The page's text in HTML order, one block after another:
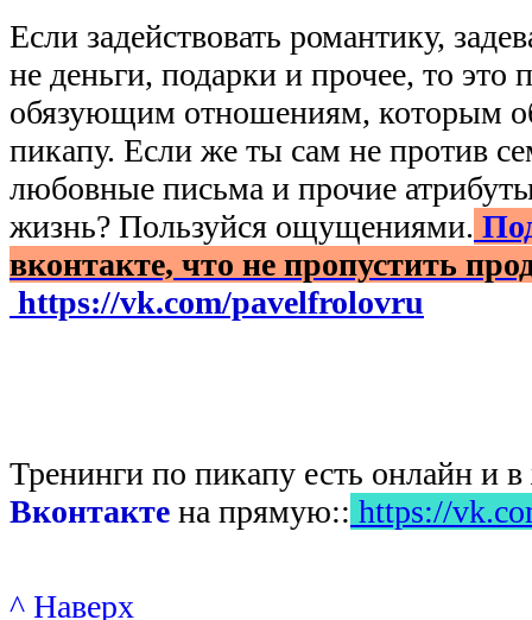
Если задействовать романтику,
не деньги, подарки и прочее, то это
обязующим отношениям, которым
пикапу. Если же ты сам не против
любовные письма и прочие
жизнь? Пользуйся ощущениями.
вконтакте, что не пропустить
https://vk.com/pavelfrolovru
Тренинги по пикапу есть онлайн и
Вконтакте на прямую:: https://
^ Наверх